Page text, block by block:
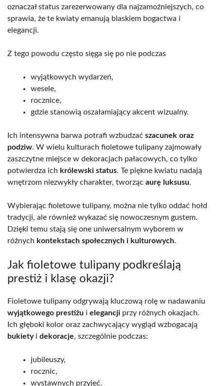
oznaczał status zarezerwowany dla najzamożniejszych, co
sprawia, że te kwiaty emanują blaskiem bogactwa i
elegancji.
Z tego powodu często sięga się po nie podczas
wyjątkowych wydarzeń,
wesele,
rocznice,
gdzie stanowią oszałamiający akcent wizualny.
Ich intensywna barwa potrafi wzbudzać szacunek oraz
podziw. W wielu kulturach fioletowe tulipany zajmowały
zaszczytne miejsce w dekoracjach pałacowych, co tylko
potwierdza ich królewski status. Te piękne kwiatu nadają
wnętrzom niezwykły charakter, tworząc aurę luksusu.
Wybierając fioletowe tulipany, można nie tylko oddać hołd
tradycji, ale również wykazać się nowoczesnym gustem.
Dzięki temu stają się one uniwersalnym wyborem w
różnych kontekstach społecznych i kulturowych.
Jak fioletowe tulipany podkreślają
prestiż i klasę okazji?
Fioletowe tulipany odgrywają kluczową rolę w nadawaniu
wyjątkowego prestiżu i elegancji przy różnych okazjach.
Ich głęboki kolor oraz zachwycający wygląd wzbogacają
bukietyi dekoracje, szczególnie podczas:
jubileuszy,
rocznic,
wystawnych przyjęć.